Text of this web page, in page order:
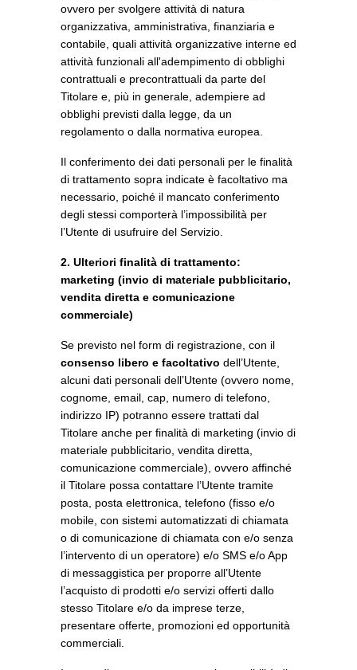
ovvero per svolgere attività di natura
organizzativa, amministrativa, finanziaria e
contabile, quali attività organizzative interne ed
attività funzionali all'adempimento di obblighi
contrattuali e precontrattuali da parte del
Titolare e, più in generale, adempiere ad
obblighi previsti dalla legge, da un
regolamento o dalla normativa europea.
Il conferimento dei dati personali per le finalità
di trattamento sopra indicate è facoltativo ma
necessario, poiché il mancato conferimento
degli stessi comporterà l’impossibilità per
l’Utente di usufruire del Servizio.
2. Ulteriori finalità di trattamento:
marketing (invio di materiale pubblicitario,
vendita diretta e comunicazione
commerciale)
Se previsto nel form di registrazione, con il
consenso libero e facoltativo dell’Utente,
alcuni dati personali dell’Utente (ovvero nome,
cognome, email, cap, numero di telefono,
indirizzo IP) potranno essere trattati dal
Titolare anche per finalità di marketing (invio di
materiale pubblicitario, vendita diretta,
comunicazione commerciale), ovvero affinché
il Titolare possa contattare l’Utente tramite
posta, posta elettronica, telefono (fisso e/o
mobile, con sistemi automatizzati di chiamata
o di comunicazione di chiamata con e/o senza
l’intervento di un operatore) e/o SMS e/o App
di messaggistica per proporre all’Utente
l’acquisto di prodotti e/o servizi offerti dallo
stesso Titolare e/o da imprese terze,
presentare offerte, promozioni ed opportunità
commerciali.